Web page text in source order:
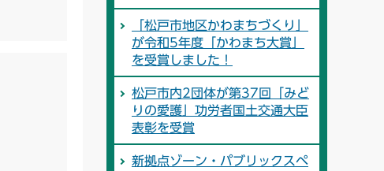
「松戸市地区かわまちづくり」
が令和5年度「かわまち大賞」
を受賞しました！
松戸市内2団体が第37回「みど
りの愛護」功労者国土交通大臣
表彰を受賞
新拠点ゾーン・パブリックスペ